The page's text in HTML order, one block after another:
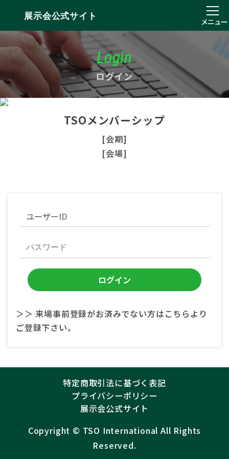
展示会公式サイト
メニュー
Login
ログイン
TSOメンバーシップ
[会期]
[会場]
＞＞ 来場事前登録がお済みでない方はこちらより
ご登録下さい。
特定商取引法に基づく表記
プライバシーポリシー
展示会公式サイト
Copyright ©︎ TSO International All Rights
Reserved.